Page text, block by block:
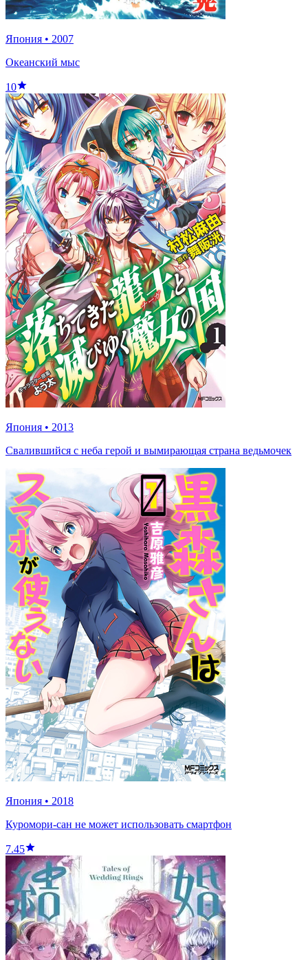
Япония • 2007
Океанский мыс
10
Япония • 2013
Свалившийся с неба герой и вымирающая страна ведьмочек
Япония • 2018
Куромори-сан не может использовать смартфон
7.45